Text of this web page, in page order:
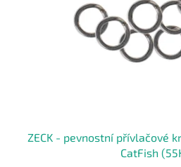
ZECK - pevnostní přívlačové
CatFish